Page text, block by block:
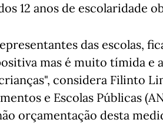
12 anos de escolaridade
das escolas,
mas é muito tímida e
considera Filinto
e Escolas Públicas
orçamentação desta